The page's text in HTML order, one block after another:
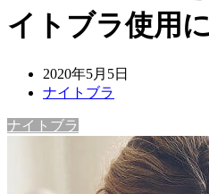
イトブラ使用
2020年5月5日
ナイトブラ
ナイトブラ